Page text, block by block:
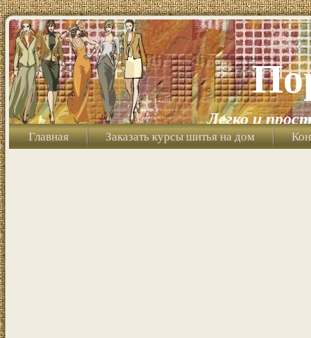
Легко и
Главная Заказать курсы шитья на дом